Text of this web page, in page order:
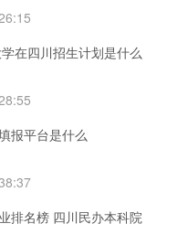
在四川招生计划是什么
报平台是什么
排名榜 四川民办本科院